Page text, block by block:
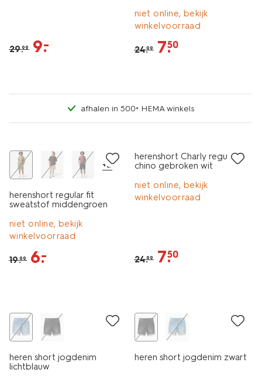
29.99 9.
–
niet online, bekijk
winkelvoorraad
24.99 7.
50
afhalen in 500+ HEMA winkels
+2
herenshort regular fit
sweatstof middengroen
niet online, bekijk
winkelvoorraad
19.99 6.
–
herenshort Charly regular fit
chino gebroken wit
niet online, bekijk
winkelvoorraad
24.99 7.
50
heren short jogdenim
lichtblauw
heren short jogdenim zwart